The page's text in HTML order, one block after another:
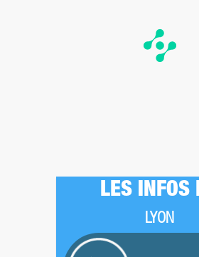
LES INFOS
LYON